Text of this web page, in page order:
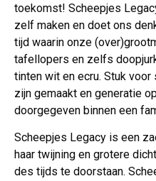
toekomst! Scheepjes
zelf maken en doet ons
tijd waarin onze
tafellopers en zelfs
tinten wit en ecru. Stuk
zijn gemaakt en generatie
doorgegeven binnen een
Scheepjes Legacy is een
haar twijning en grotere
des tijds te doorstaan.